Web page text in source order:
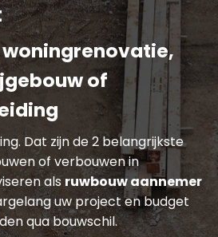
of
Dat zijn de 2 belangrijkste
of verbouwen in
als ruwbouw aannemer
uw project en budget
qua bouwschil.